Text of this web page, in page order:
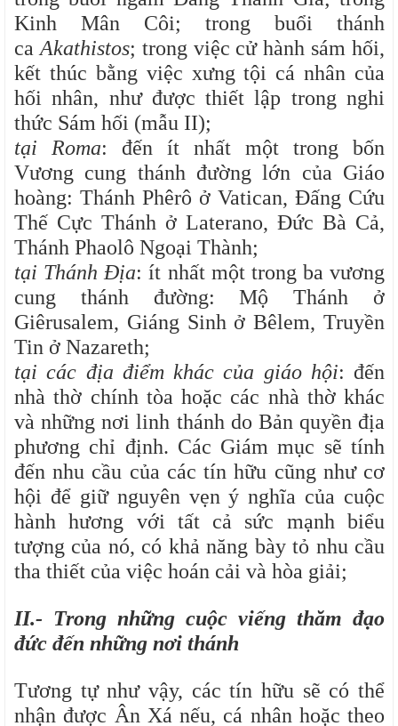
Kinh Mân Côi; trong buổi thánh
ca Akathistos; trong việc cử hành sám hối,
kết thúc bằng việc xưng tội cá nhân của
hối nhân, như được thiết lập trong nghi
thức Sám hối (mẫu II);
tại Roma: đến ít nhất một trong bốn
Vương cung thánh đường lớn của Giáo
hoàng: Thánh Phêrô ở Vatican, Đấng Cứu
Thế Cực Thánh ở Laterano, Đức Bà Cả,
Thánh Phaolô Ngoại Thành;
tại Thánh Địa: ít nhất một trong ba vương
cung thánh đường: Mộ Thánh ở
Giêrusalem, Giáng Sinh ở Bêlem, Truyền
Tin ở Nazareth;
tại các địa điểm khác của giáo hội: đến
nhà thờ chính tòa hoặc các nhà thờ khác
và những nơi linh thánh do Bản quyền địa
phương chỉ định. Các Giám mục sẽ tính
đến nhu cầu của các tín hữu cũng như cơ
hội để giữ nguyên vẹn ý nghĩa của cuộc
hành hương với tất cả sức mạnh biểu
tượng của nó, có khả năng bày tỏ nhu cầu
tha thiết của việc hoán cải và hòa giải;
II.- Trong những cuộc viếng thăm đạo
đức đến những nơi thánh
Tương tự như vậy, các tín hữu sẽ có thể
nhận được Ân Xá nếu, cá nhân hoặc theo